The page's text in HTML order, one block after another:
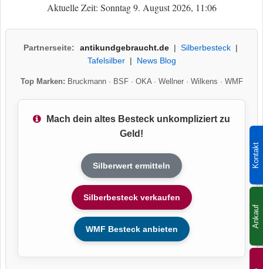
Kontakt
Ankauf
Aktuelle Zeit: Sonntag 9. August 2026, 11:06
Partnerseite: antikundgebraucht.de| Silberbesteck|
Tafelsilber| News Blog
Top Marken: Bruckmann· BSF· OKA· Wellner· Wilkens · WMF
Mach dein altes Besteck unkompliziert zu
Geld!
Silberwert ermitteln
Silberbesteck verkaufen
WMF Besteck anbieten